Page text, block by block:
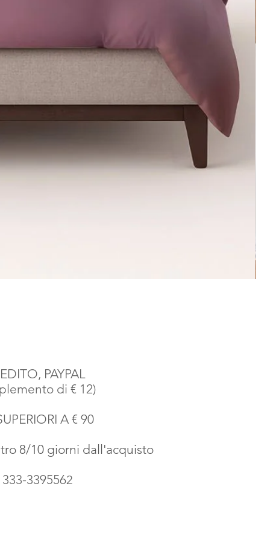
PAYPAL
di € 12)
A € 90
8/10 giorni dall'acquisto
3395562